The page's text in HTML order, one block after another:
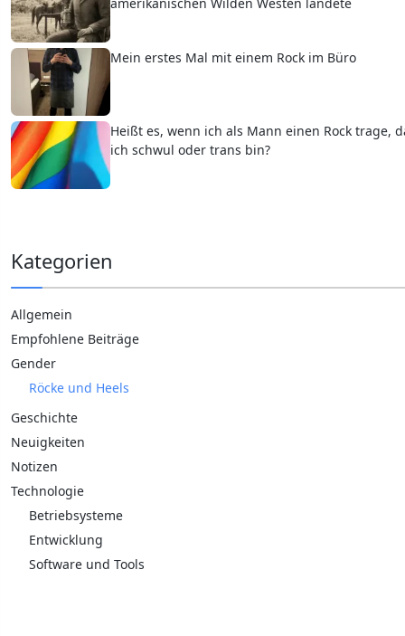
Mein erstes Mal mit einem Rock im Büro
Heißt es, wenn ich als Mann einen Rock trage,
ich schwul oder trans bin?
Kategorien
Allgemein
Empfohlene Beiträge
Gender
Röcke und Heels
Geschichte
Neuigkeiten
Notizen
Technologie
Betriebsysteme
Entwicklung
Software und Tools